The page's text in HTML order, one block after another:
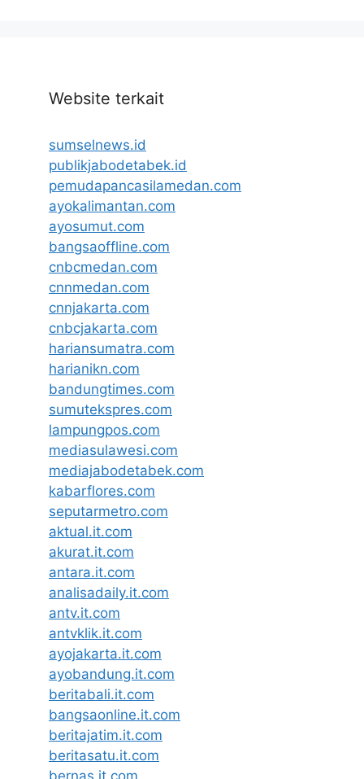
Website terkait
sumselnews.id
publikjabodetabek.id
pemudapancasilamedan.com
ayokalimantan.com
ayosumut.com
bangsaoffline.com
cnbcmedan.com
cnnmedan.com
cnnjakarta.com
cnbcjakarta.com
hariansumatra.com
harianikn.com
bandungtimes.com
sumutekspres.com
lampungpos.com
mediasulawesi.com
mediajabodetabek.com
kabarflores.com
seputarmetro.com
aktual.it.com
akurat.it.com
antara.it.com
analisadaily.it.com
antv.it.com
antvklik.it.com
ayojakarta.it.com
ayobandung.it.com
beritabali.it.com
bangsaonline.it.com
beritajatim.it.com
beritasatu.it.com